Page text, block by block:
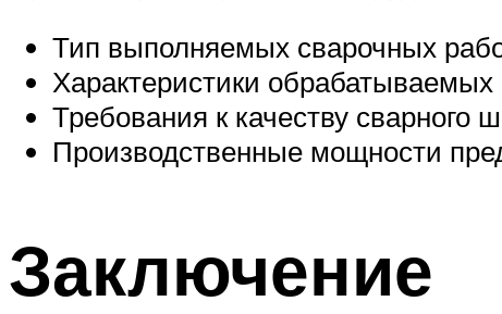
Тип выполняемых сварочных
Характеристики
Требования к качеству сварного
Производственные мощности
Заключение